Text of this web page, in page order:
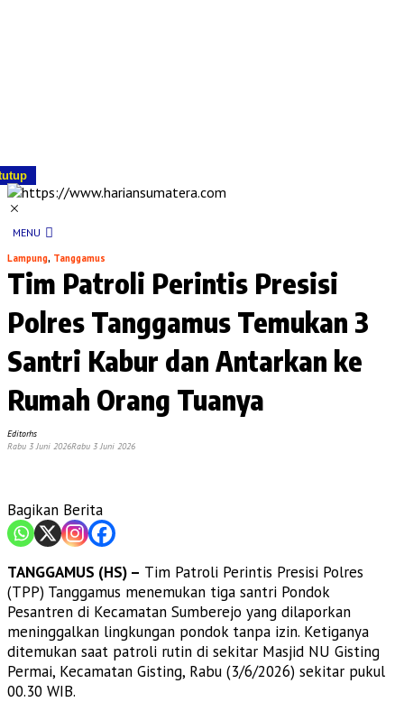
MENU
Lampung, Tanggamus
Tim Patroli Perintis Presisi
Polres Tanggamus Temukan 3
Santri Kabur dan Antarkan ke
Rumah Orang Tuanya
Editorhs
Rabu 3 Juni 2026Rabu 3 Juni 2026
Bagikan Berita
TANGGAMUS (HS) – Tim Patroli Perintis Presisi Polres
(TPP) Tanggamus menemukan tiga santri Pondok
Pesantren di Kecamatan Sumberejo yang dilaporkan
meninggalkan lingkungan pondok tanpa izin. Ketiganya
ditemukan saat patroli rutin di sekitar Masjid NU Gisting
Permai, Kecamatan Gisting, Rabu (3/6/2026) sekitar pukul
00.30 WIB.